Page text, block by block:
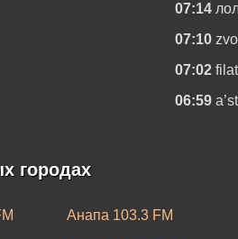
07:14
07:10
07:02
06:59
городах
Анапа 103.3 FM